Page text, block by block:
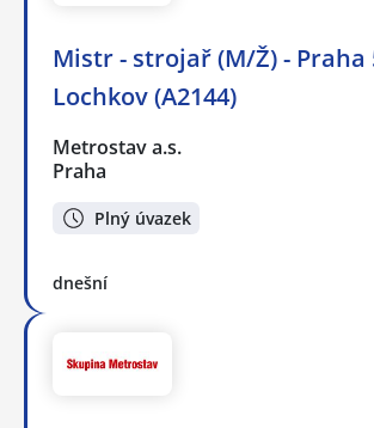
Mistr - strojař (M/Ž) - Praha
Lochkov (A2144)
Metrostav a.s.
Praha
Plný úvazek
dnešní